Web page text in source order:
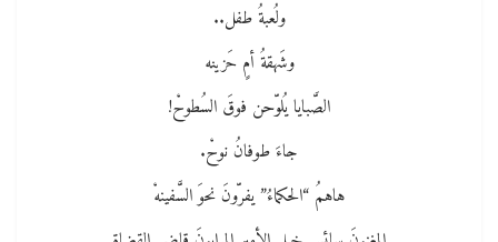
ولُعبةُ طفل..
وشَهقةُ أمٍ حَزينه
الصَّبايا يُلوّحن فوقَ السُطوحْ!
جاءَ طوفانُ نوحْ.
هاهمُ “الحكماءُ” يفرّونَ نحوَ السَّفينهْ